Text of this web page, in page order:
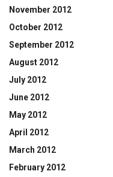
November 2012
October 2012
September 2012
August 2012
July 2012
June 2012
May 2012
April 2012
March 2012
February 2012